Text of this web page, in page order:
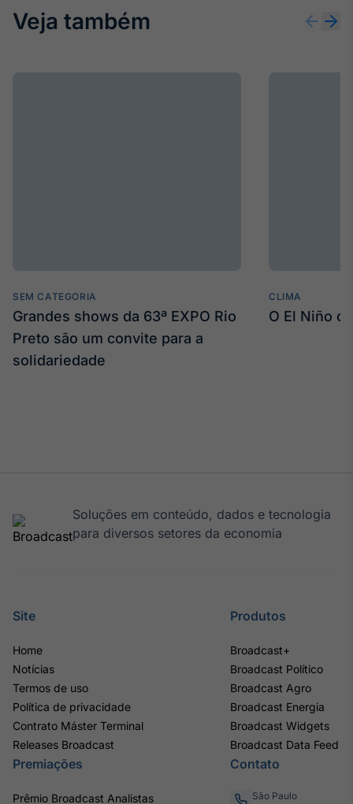
Em breve
Veja também
SEM CATEGORIA
Grandes shows da 63ª EXPO Rio
Preto são um convite para a
solidariedade
CLIMA
O El Niño
Soluções em conteúdo, dados e tecnologia
para diversos setores da economia
Site
Home
Notícias
Termos de uso
Política de privacidade
Contrato Máster Terminal
Releases Broadcast
Produtos
Broadcast+
Broadcast Político
Broadcast Agro
Broadcast Energia
Broadcast Widgets
Broadcast Data Feed
Premiações
Prêmio Broadcast Analistas
Contato
São Paulo